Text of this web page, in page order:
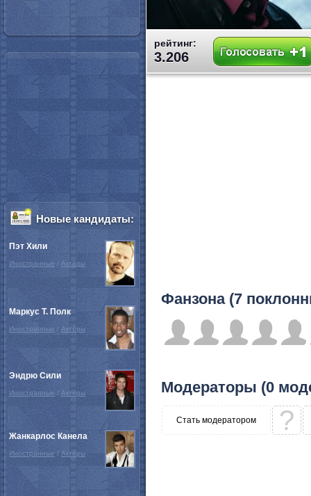
рейтинг:
3.206
Фанзона (7
Модераторы (0
Стать модератором ?
Новые кандидаты:
Пэт Хили
Иностранные / Актёры
Маркус Т. Полк
Иностранные / Актёры
Эндрю Сили
Иностранные / Актёры
Жанкарлос Канела
Иностранные / Актёры